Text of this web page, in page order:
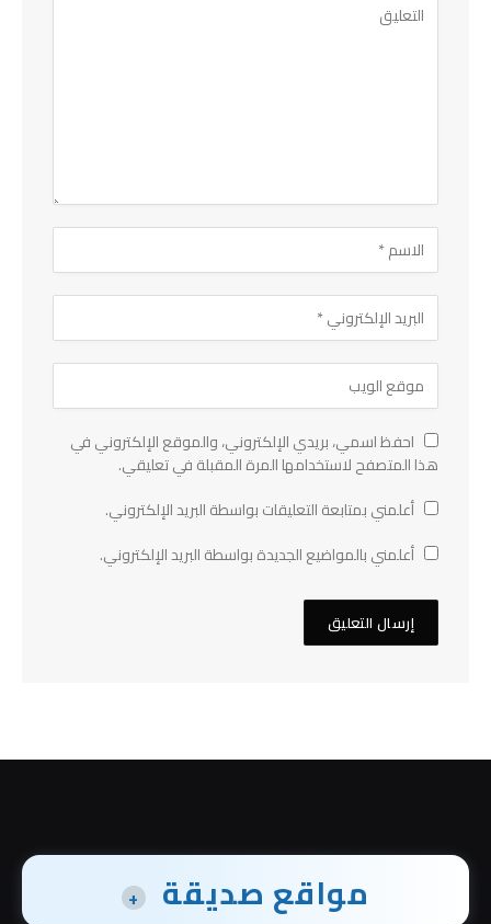
احفظ اسمي، بريدي الإلكتروني، والموقع الإلكتروني في
هذا المتصفح لاستخدامها المرة المقبلة في تعليقي.
أعلمني بمتابعة التعليقات بواسطة البريد الإلكتروني.
أعلمني بالمواضيع الجديدة بواسطة البريد الإلكتروني.
مواقع صديقة +